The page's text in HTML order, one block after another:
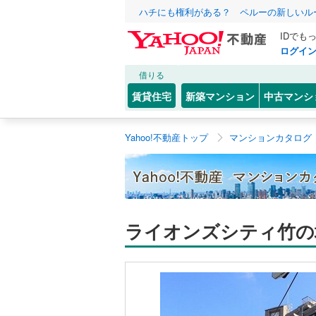
ハチにも権利がある？ ペルーの新しいル
IDでも
ログイン
借りる
賃貸住宅 新築マンション 中古マンシ
Yahoo!不動産トップ マンションカタログ
ライオンズシティ竹